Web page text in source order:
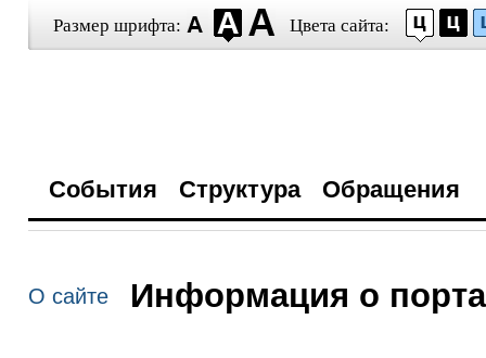
Размер шрифта: Цвета сайта:
События Структура Обращения
О сайте Информация о